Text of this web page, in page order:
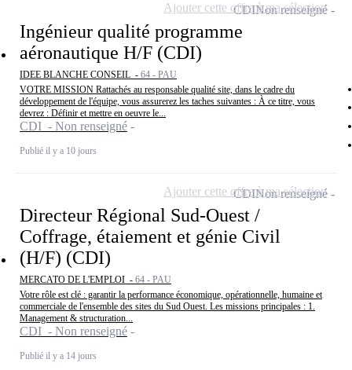
Ingénieur qualité programme
aéronautique H/F (CDI)
IDEE BLANCHE CONSEIL - 64 - PAU
VOTRE MISSION Rattachés au responsable qualité site, dans le cadre du
développement de l'équipe, vous assurerez les taches suivantes : À ce titre, vous
devrez : Définir et mettre en oeuvre le...
CDI - Non renseigné
Publié il y a 10 jours
CDINon renseigné
Ajouter cette offre à ma sélection
Directeur Régional Sud-Ouest /
Coffrage, étaiement et génie Civil
(H/F) (CDI)
MERCATO DE L'EMPLOI - 64 - PAU
Votre rôle est clé : garantir la performance économique, opérationnelle, humaine et
commerciale de l'ensemble des sites du Sud Ouest. Les missions principales : 1.
Management & structuration...
CDI - Non renseigné
Publié il y a 14 jours
CDINon renseigné
Ajouter cette offre à ma sélection